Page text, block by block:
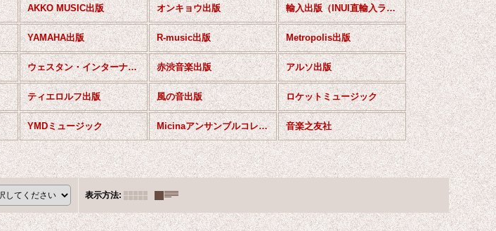
AKKO MUSIC出版 オンキョウ出版 輸入出版（INUI直輸入ライブラリー）
YAMAHA出版 R-music出版 Metropolis出版
ウェスタン・インターナショナル出版 赤渋音楽出版 アルソ出版
ティエロルフ出版 風の音出版 ロケットミュージック
YMDミュージック Micinaアンサンブルコレクション 音楽之友社
表示方法: